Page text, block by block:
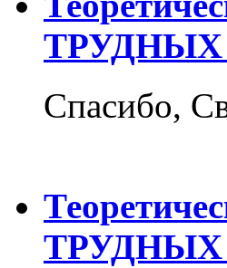
Спасибо,